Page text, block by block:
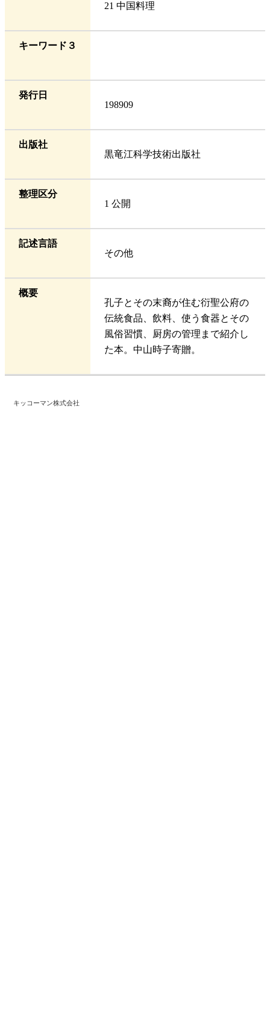
21 中国料理
キーワード３
発行日
198909
出版社
黒竜江科学技術出版社
整理区分
1 公開
記述言語
その他
概要
孔子とその末裔が住む衍聖公府の
伝統食品、飲料、使う食器とその
風俗習慣、厨房の管理まで紹介し
た本。中山時子寄贈。
キッコーマン株式会社